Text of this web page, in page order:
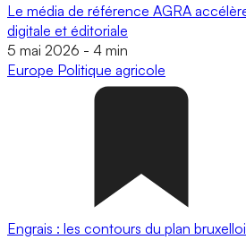
Le média de référence AGRA
digitale et éditoriale
5 mai 2026 - 4 min
Europe Politique agricole
Engrais : les contours du plan